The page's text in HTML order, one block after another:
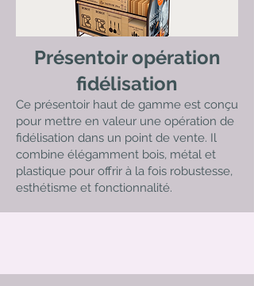
Présentoir opération
fidélisation
Ce présentoir haut de gamme est conçu
pour mettre en valeur une opération de
fidélisation dans un point de vente. Il
combine élégamment bois, métal et
plastique pour offrir à la fois robustesse,
esthétisme et fonctionnalité.